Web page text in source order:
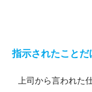
指示されたことだ
上司から言われた